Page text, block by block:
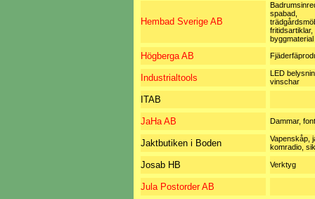
Hembad Sverige AB
spabad,
fritidsartiklar,
byggmaterial
Högberga AB
Industrialtools
LED
vinschar
ITAB
JaHa AB Dammar,
Jaktbutiken i Boden
Vapenskåp,
komradio,
Josab HB Verktyg
Jula Postorder AB